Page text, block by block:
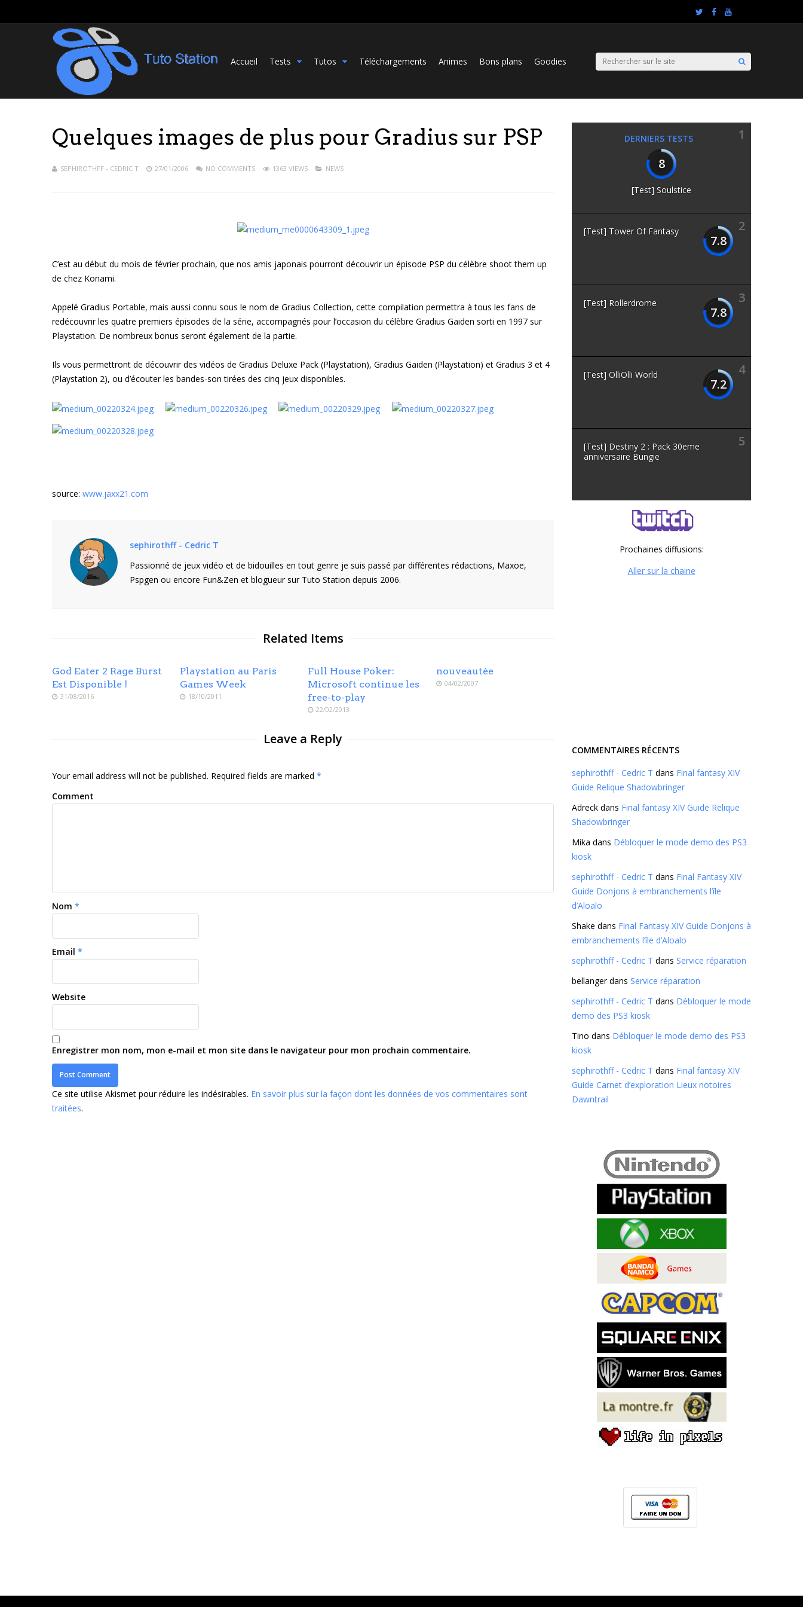
Accueil Tests Tutos Téléchargements Animes Bons plans Goodies
Quelques images de plus pour Gradius sur PSP
SEPHIROTHFF - CEDRIC T 27/01/2006 NO COMMENTS 1363 VIEWS NEWS
C’est au début du mois de février prochain, que nos amis japonais pourront découvrir un épisode PSP du célèbre shoot them up
de chez Konami.
Appelé Gradius Portable, mais aussi connu sous le nom de Gradius Collection, cette compilation permettra à tous les fans de
redécouvrir les quatre premiers épisodes de la série, accompagnés pour l’occasion du célèbre Gradius Gaiden sorti en 1997 sur
Playstation. De nombreux bonus seront également de la partie.
Ils vous permettront de découvrir des vidéos de Gradius Deluxe Pack (Playstation), Gradius Gaiden (Playstation) et Gradius 3 et 4
(Playstation 2), ou d’écouter les bandes-son tirées des cinq jeux disponibles.
source: www.jaxx21.com
sephirothff - Cedric T
Passionné de jeux vidéo et de bidouilles en tout genre je suis passé par différentes rédactions, Maxoe,
Pspgen ou encore Fun&Zen et blogueur sur Tuto Station depuis 2006.
Related Items
God Eater 2 Rage Burst
Est Disponible !
31/08/2016
Playstation au Paris
Games Week
18/10/2011
Full House Poker:
Microsoft continue les
free-to-play
22/02/2013
nouveautée
04/02/2007
Leave a Reply
Your email address will not be published. Required fields are marked *
Comment
Nom *
Email *
Website
Enregistrer mon nom, mon e-mail et mon site dans le navigateur pour mon prochain commentaire.
Ce site utilise Akismet pour réduire les indésirables. En savoir plus sur la façon dont les données de vos commentaires sont
traitées.
DERNIERS TESTS
1
8
[Test] Soulstice
2
7.8
[Test] Tower Of Fantasy
3
7.8
[Test] Rollerdrome
4
7.2
[Test] OlliOlli World
5
[Test] Destiny 2 : Pack 30eme
anniversaire Bungie
Prochaines diffusions:
Aller sur la chaine
COMMENTAIRES RÉCENTS
sephirothff - Cedric T dans Final fantasy XIV
Guide Relique Shadowbringer
Adreck dans Final fantasy XIV Guide Relique
Shadowbringer
Mika dans Débloquer le mode demo des PS3
kiosk
sephirothff - Cedric T dans Final Fantasy XIV
Guide Donjons à embranchements l’île
d’Aloalo
Shake dans Final Fantasy XIV Guide Donjons à
embranchements l’île d’Aloalo
sephirothff - Cedric T dans Service réparation
bellangerdans Service réparation
sephirothff - Cedric T dans Débloquer le mode
demo des PS3 kiosk
Tino dans Débloquer le mode demo des PS3
kiosk
sephirothff - Cedric T dans Final fantasy XIV
Guide Carnet d’exploration Lieux notoires
Dawntrail